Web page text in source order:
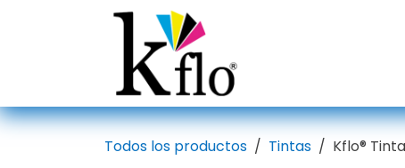
Todos los productos Tintas Kflo®